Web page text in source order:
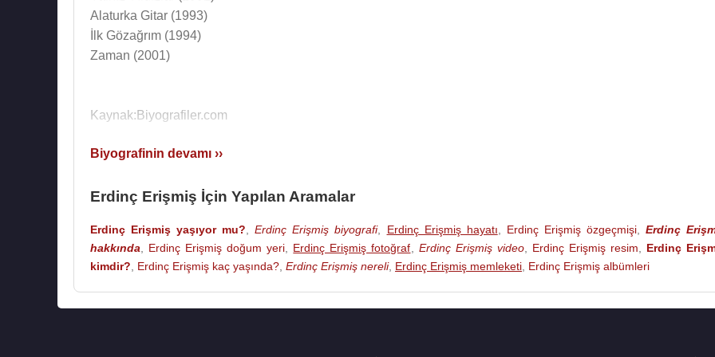
Alaturka Gitar (1993)
İlk Gözağrım (1994)
Zaman (2001)
Kaynak:Biyografiler.com
Biyografinin devamı ››
Erdinç Erişmiş İçin Yapılan Aramalar
Erdinç Erişmiş yaşıyor mu? ,Erdinç Erişmiş biyografi, Erdinç Erişmiş hayatı Erdinç Erişmiş özgeçmişi, Erdinç
hakkında
Erdinç Erişmiş doğum yeri Erdinç Erişmiş fotoğraf Erdinç Erişmiş video, Erdinç Erişmiş resim
Erdinç
kimdir?
Erdinç Erişmiş kaç yaşında? Erdinç Erişmiş nereli, Erdinç Erişmiş memleketi Erdinç Erişmiş albümleri